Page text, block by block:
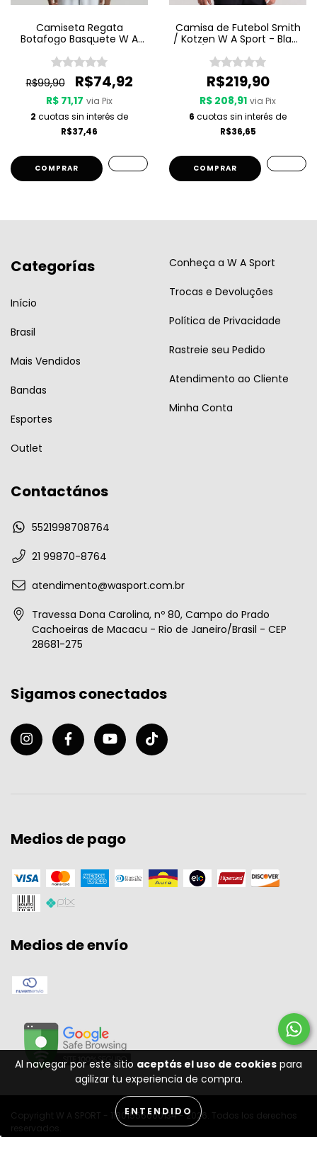
Al navegar por este sitio aceptás el uso de cookies para
agilizar tu experiencia de compra.
ENTENDIDO
Camiseta Regata
Botafogo Basquete W A
R$99,90 R$74,92
R$ 71,17 via Pix
2 cuotas sin interés de
R$37,46
COMPRAR
Camisa de Futebol Smith
/ Kotzen W A Sport - Black
R$219,90
R$ 208,91 via Pix
6 cuotas sin interés de
R$36,65
COMPRAR
Categorías
Início
Brasil
Mais Vendidos
Bandas
Esportes
Outlet
Conheça a W A Sport
Trocas e Devoluções
Política de Privacidade
Rastreie seu Pedido
Atendimento ao Cliente
Minha Conta
Contactános
5521998708764
21 99870-8764
atendimento@wasport.com.br
Travessa Dona Carolina, nº 80, Campo do Prado
Cachoeiras de Macacu - Rio de Janeiro/Brasil - CEP
28681-275
Sigamos conectados
Medios de pago
Medios de envío
Copyright W A SPORT - 11301556000134 - 2026. Todos los derechos
reservados.